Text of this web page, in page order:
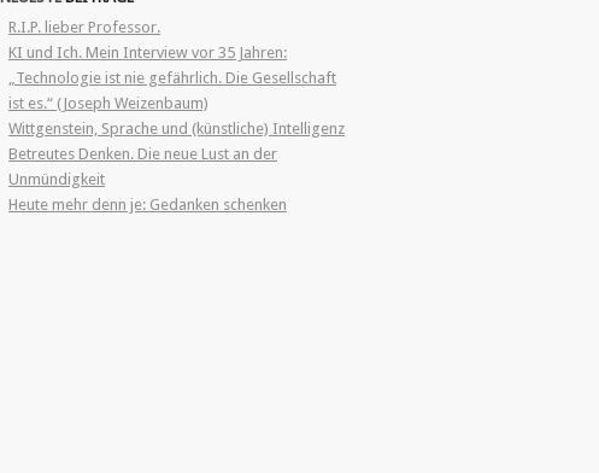
R.I.P. lieber Professor.
KI und Ich. Mein Interview vor 35 Jahren:
„Technologie ist nie gefährlich. Die Gesellschaft
ist es.“ (Joseph Weizenbaum)
Wittgenstein, Sprache und (künstliche) Intelligenz
Betreutes Denken. Die neue Lust an der
Unmündigkeit
Heute mehr denn je: Gedanken schenken